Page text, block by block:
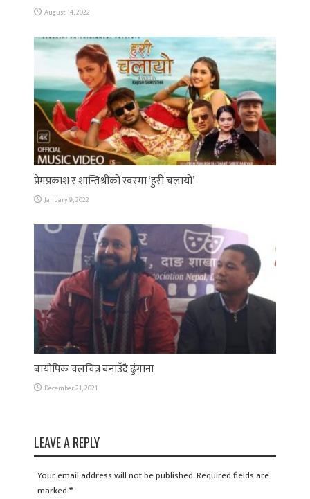
August 14, 2022
प्रेमप्रकाश र शान्तिश्रीको स्वरमा ‘हुरी चलायो’
January 9, 2022
बायोपिक चलचित्र बनाउँदै ढुंगाना
December 21, 2021
LEAVE A REPLY
Your email address will not be published. Required fields are
marked*